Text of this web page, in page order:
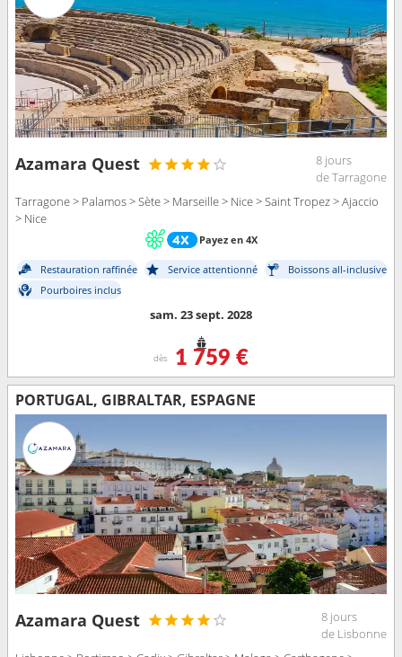
Azamara Quest
8 jours
de Tarragone
Tarragone > Palamos > Sète > Marseille > Nice > Saint Tropez > Ajaccio
> Nice
Payez en 4X
Restauration raffinée Service attentionné
Boissons all-inclusive
Pourboires inclus
sam. 23 sept. 2028
dès 1 759 €
PORTUGAL, GIBRALTAR, ESPAGNE
Azamara Quest
8 jours
de Lisbonne